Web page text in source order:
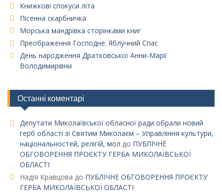
Книжкові спокуси літа
Пісенна скарбничка
Морська мандрівка сторінками книг
Преображення Господне. Яблучний Спас
День народження Дратковської Анни-Марії
Володимирівни
Останні коментарі
Депутати Миколаївської обласної ради обрали новий
герб області зі Святим Миколаєм – Управління культури,
національностей, релігій, мол до ПУБЛІЧНЕ
ОБГОВОРЕННЯ ПРОЄКТУ ГЕРБА МИКОЛАЇВСЬКОЇ
ОБЛАСТІ
Надія Кравцова до ПУБЛІЧНЕ ОБГОВОРЕННЯ ПРОЄКТУ
ГЕРБА МИКОЛАЇВСЬКОЇ ОБЛАСТІ